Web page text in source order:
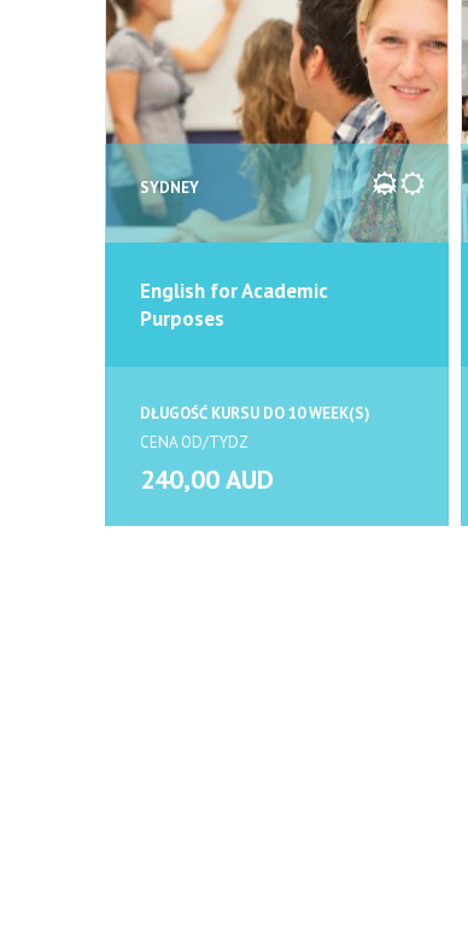
SYDNEY
English for Academic
Purposes
DŁUGOŚĆ KURSU DO 10 WEEK(S)
CENA OD/TYDZ
240,00 AUD